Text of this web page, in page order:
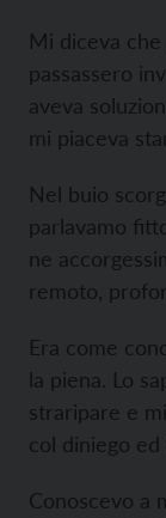
Mi diceva
passassero
aveva
mi piaceva
Nel buio
parlavamo
ne
remoto,
Era come
la piena. Lo
straripare e
col diniego
Conoscevo a